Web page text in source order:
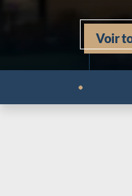
Voir
Chargement...